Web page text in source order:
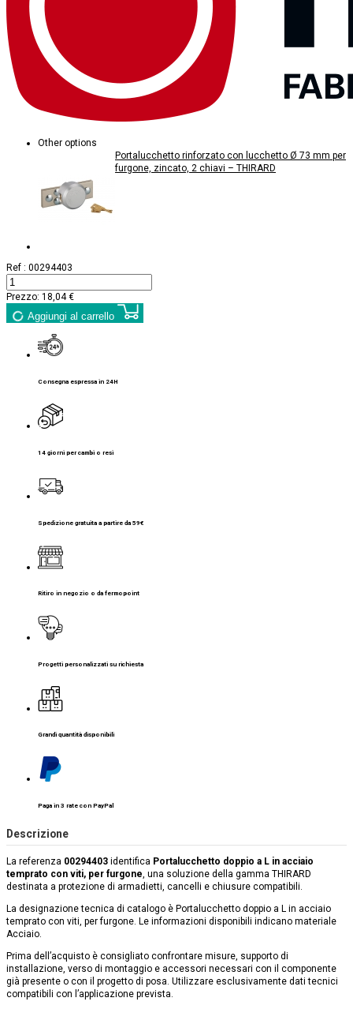
Other options
Portalucchetto rinforzato con lucchetto Ø 73 mm per
furgone, zincato, 2 chiavi – THIRARD
Ref : 00294403
Prezzo: 18,04 €
Aggiungi al carrello
Consegna espressa in 24H
14 giorni per cambi o resi
Spedizione gratuita a partire da 59€
Ritiro in negozio o da fermopoint
Progetti personalizzati su richiesta
Grandi quantità disponibili
Paga in 3 rate con PayPal
Descrizione
La referenza 00294403 identifica Portalucchetto doppio a L in acciaio
temprato con viti, per furgone, una soluzione della gamma THIRARD
destinata a protezione di armadietti, cancelli e chiusure compatibili.
La designazione tecnica di catalogo è Portalucchetto doppio a L in acciaio
temprato con viti, per furgone. Le informazioni disponibili indicano materiale
Acciaio.
Prima dell’acquisto è consigliato confrontare misure, supporto di
installazione, verso di montaggio e accessori necessari con il componente
già presente o con il progetto di posa. Utilizzare esclusivamente dati tecnici
compatibili con l’applicazione prevista.